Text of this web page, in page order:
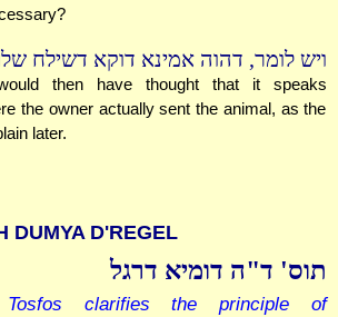
ויש לומר, דהוה אמינא דוקא דשילח
then have thought that it speaks
the owner actually sent the animal, as the
later.
DUMYA D'REGEL
תוס' ד"ה דומיא דרגל
clarifies the principle of